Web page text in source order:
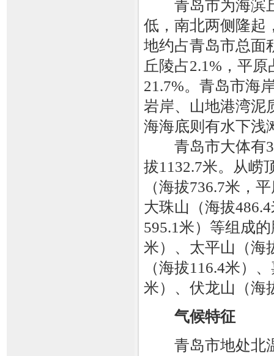
青岛市为海滨
低，南北两侧隆起
地约占青岛市总面
丘陵占2.1%，平原
21.7%。青岛市海
岩岸、山地港湾泥
海海底则有水下浅
青岛市大体有3
拔1132.7米。从崂
（海拔736.7米，
大珠山（海拔
595.1米）等组成
米）、太平山（海
（海拔116.4米）
米）、伏龙山（海
气候特征
青岛市地处北